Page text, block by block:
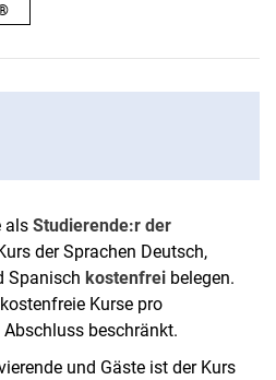
als Studierende:r der
der Sprachen Deutsch,
Spanisch kostenfrei belegen.
Kurse pro
beschränkt.
und Gäste ist der Kurs